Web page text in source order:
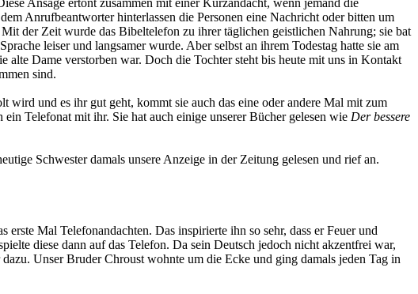
Ansage ertönt zusammen mit einer Kurzandacht, wenn jemand die
Anrufbeantworter hinterlassen die Personen eine Nachricht oder bitten um
der Zeit wurde das Bibeltelefon zu ihrer täglichen geistlichen Nahrung; sie bat
leiser und langsamer wurde. Aber selbst an ihrem Todestag hatte sie am
Dame verstorben war. Doch die Tochter steht bis heute mit uns in Kontakt
sind.
und es ihr gut geht, kommt sie auch das eine oder andere Mal mit zum
Telefonat mit ihr. Sie hat auch einige unserer Bücher gelesen wie Der bessere
Schwester damals unsere Anzeige in der Zeitung gelesen und rief an.
Mal Telefonandachten. Das inspirierte ihn so sehr, dass er Feuer und
diese dann auf das Telefon. Da sein Deutsch jedoch nicht akzentfrei war,
Unser Bruder Chroust wohnte um die Ecke und ging damals jeden Tag in